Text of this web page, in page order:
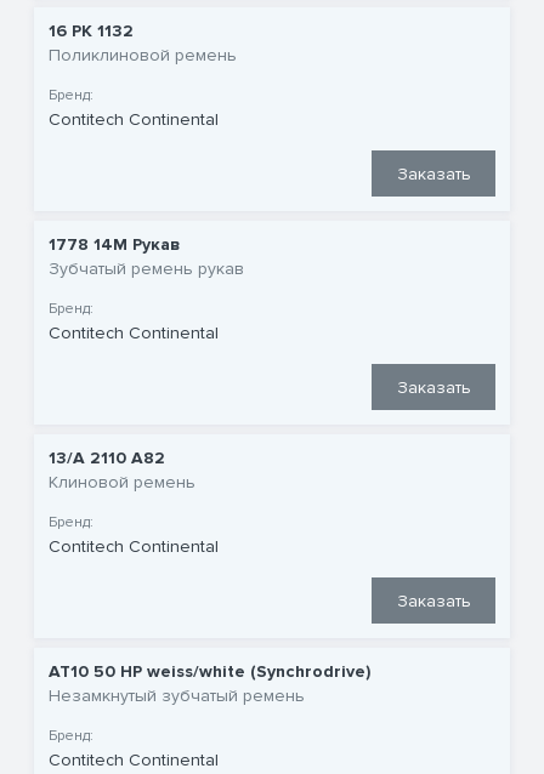
16 PK 1132
Поликлиновой ремень
Бренд:
Contitech Continental
Заказать
1778 14M Рукав
Зубчатый ремень рукав
Бренд:
Contitech Continental
Заказать
13/A 2110 A82
Клиновой ремень
Бренд:
Contitech Continental
Заказать
AT10 50 HP weiss/white (Synchrodrive)
Незамкнутый зубчатый ремень
Бренд:
Contitech Continental